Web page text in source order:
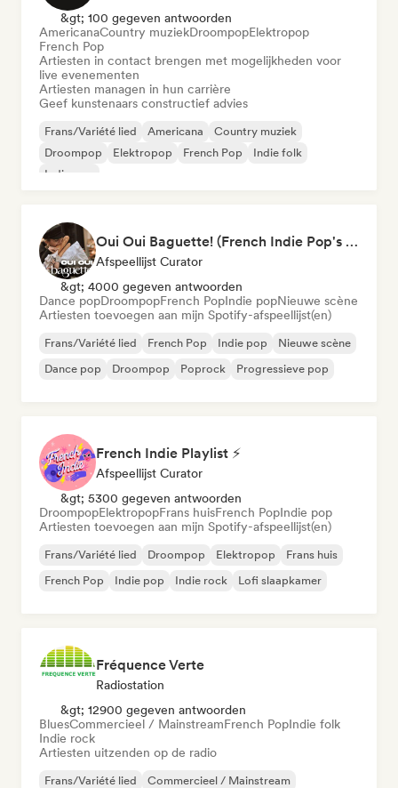
&gt; 100 gegeven antwoorden
AmericanaCountry muziekDroompopElektropop
French Pop
Artiesten in contact brengen met mogelijkheden voor
live evenementen
Artiesten managen in hun carrière
Geef kunstenaars constructief advies
Frans/Variété lied Americana
Country muziek
Droompop
Elektropop French Pop
Indie folk
Indie pop
Oui Oui Baguette! (French Indie Pop's Finest)
Afspeellijst Curator
&gt; 4000 gegeven antwoorden
Dance popDroompopFrench PopIndie popNieuwe scène
Artiesten toevoegen aan mijn Spotify-afspeellijst(en)
Frans/Variété lied French Pop Indie pop
Nieuwe scène
Dance pop
Droompop Poprock Progressieve pop
French Indie Playlist ⚡
Afspeellijst Curator
&gt; 5300 gegeven antwoorden
DroompopElektropopFrans huisFrench PopIndie pop
Artiesten toevoegen aan mijn Spotify-afspeellijst(en)
Frans/Variété lied Droompop Elektropop
Frans huis
French Pop
Indie pop Indie rock Lofi slaapkamer
Fréquence Verte
Radiostation
&gt; 12900 gegeven antwoorden
BluesCommercieel / MainstreamFrench PopIndie folk
Indie rock
Artiesten uitzenden op de radio
Frans/Variété lied
Commercieel / Mainstream